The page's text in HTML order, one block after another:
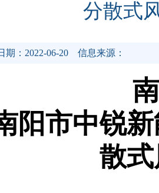
分散式
期：2022-06-20 信息来源：
阳市中锐
散